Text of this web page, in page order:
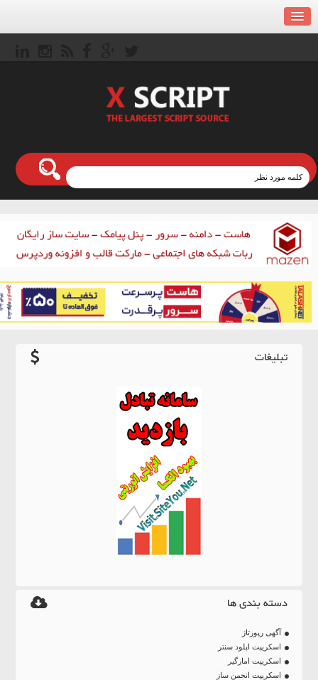
تبلیغات
دسته بندی ها
آگهی رپورتاژ
اسکریپت اپلود سنتر
اسکریپت امارگیر
اسکریپت انجمن ساز